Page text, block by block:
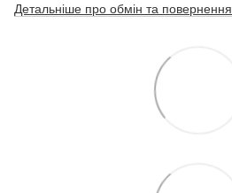
Детальніше про обмін та повернення